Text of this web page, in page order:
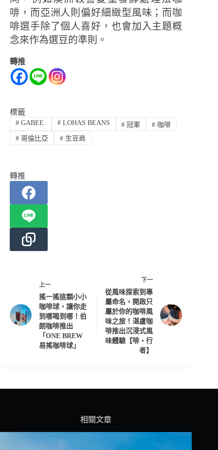
啡，而亞洲人則偏好細緻型風味；而咖
啡選手除了個人喜好，也會加入主題概
念來作為選豆的準則。
轉推
標籤
#GABEE. #LOHAS BEANS # 冠軍 # 咖啡
#哥倫比亞 #生豆商
轉推
上一
搖一搖這顆小小
咖啡球，讓你走
到哪喝到哪！伯
朗咖啡推出
「ONE BREW
易搖咖啡球」
下一
從風味探索到專
屬命名，開啟只
屬於你的咖啡風
味之旅！湛盧咖
啡推出沉浸式風
味體驗【啡・行
者】
相關文章